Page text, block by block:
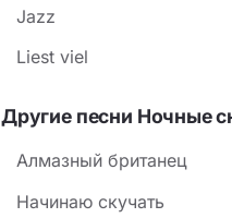
Jazz
Liest viel
Другие песни Ночные
Алмазный британец
Начинаю скучать